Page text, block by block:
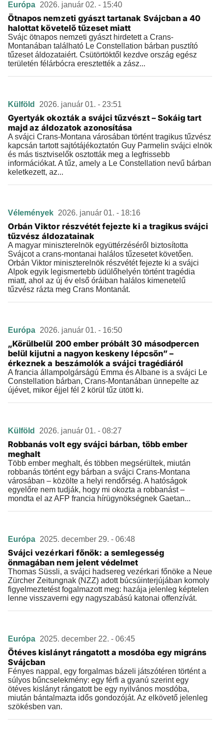
Európa 2026. január 02. - 15:40
Ötnapos nemzeti gyászt tartanak Svájcban a 40
halottat követelő tűzeset miatt
Svájc ötnapos nemzeti gyászt hirdetett a Crans-
Montanában található Le Constellation bárban pusztító
tűzeset áldozataiért. Csütörtöktől kezdve ország egész
területén félárbócra eresztették a zász...
Külföld 2026. január 01. - 23:51
Gyertyák okozták a svájci tűzvészt – Sokáig tart
majd az áldozatok azonosítása
A svájci Crans-Montana városában történt tragikus tűzvész
kapcsán tartott sajtótájékoztatón Guy Parmelin svájci elnök
és más tisztviselők osztották meg a legfrissebb
információkat. A tűz, amely a Le Constellation nevű bárban
keletkezett, az...
Vélemények 2026. január 01. - 18:16
Orbán Viktor részvétét fejezte ki a tragikus svájci
tűzvész áldozatainak
A magyar miniszterelnök együttérzéséről biztosította
Svájcot a crans-montanai halálos tűzesetet követően.
Orbán Viktor miniszterelnök részvétét fejezte ki a svájci
Alpok egyik legismertebb üdülőhelyén történt tragédia
miatt, ahol az új év első óráiban halálos kimenetelű
tűzvész rázta meg Crans Montanát.
Európa 2026. január 01. - 16:50
„Körülbelül 200 ember próbált 30 másodpercen
belül kijutni a nagyon keskeny lépcsőn” –
érkeznek a beszámolók a svájci tragédiáról
A francia állampolgárságú Emma és Albane is a svájci Le
Constellation bárban, Crans-Montanában ünnepelte az
újévet, mikor éjjel fél 2 körül tűz ütött ki.
Külföld 2026. január 01. - 08:27
Robbanás volt egy svájci bárban, több ember
meghalt
Több ember meghalt, és többen megsérültek, miután
robbanás történt egy bárban a svájci Crans-Montana
városában – közölte a helyi rendőrség. A hatóságok
egyelőre nem tudják, hogy mi okozta a robbanást –
mondta el az AFP francia hírügynökségnek Gaetan...
Európa 2025. december 29. - 06:48
Svájci vezérkari főnök: a semlegesség
önmagában nem jelent védelmet
Thomas Süssli, a svájci hadsereg vezérkari főnöke a Neue
Zürcher Zeitungnak (NZZ) adott búcsúinterjújában komoly
figyelmeztetést fogalmazott meg: hazája jelenleg képtelen
lenne visszaverni egy nagyszabású katonai offenzívát.
Európa 2025. december 22. - 06:45
Ötéves kislányt rángatott a mosdóba egy migráns
Svájcban
Fényes nappal, egy forgalmas bázeli játszótéren történt a
súlyos bűncselekmény: egy férfi a gyanú szerint egy
ötéves kislányt rángatott be egy nyilvános mosdóba,
miután bántalmazta idős gondozóját. Az elkövető jelenleg
szökésben van.